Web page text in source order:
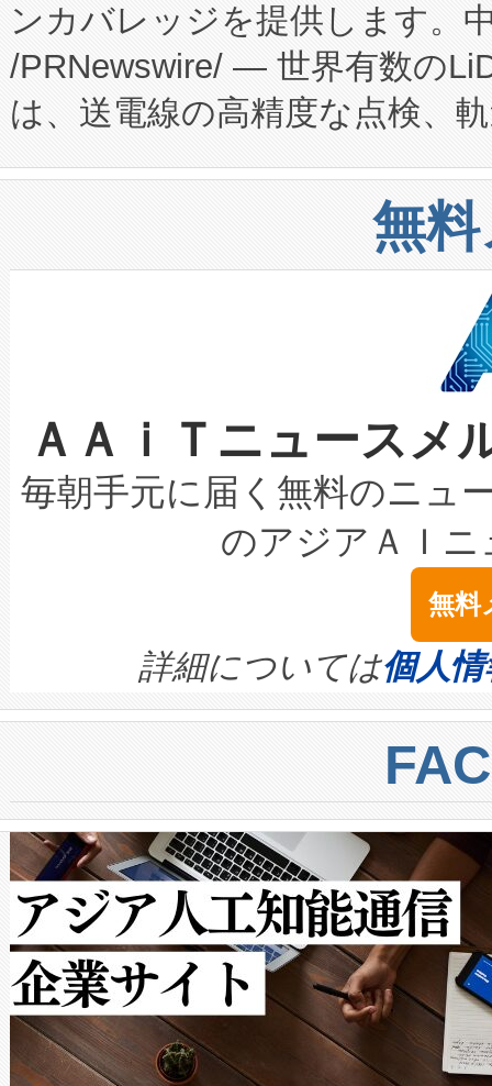
Fully-Connected Continuous
プログラムには、施設設計・
に関する技術移転および知的
構造化トレーニングカリキュ
上げおよび商用化段階におけ
設備整備および立ち上げ調整
加組織は、Enzeneのバイオ
選定された製品について、自
取得できる可能性もあります
設には、3億～4億ドルかか
最高経営責任者（CEO）であ
す。「当社のfully-connected
ームを利用すれば、6,000万
きます。この効率性は、フェ
ーエネルギー貯蔵システム（
た。 Voltaiq独自のAI搭載プラ
定、統合、導入、運用に至る
安全性を追跡し、確保する事
増加しているデータセンター
る電力網に大きな負担をかけ
事業者の負担軽減という課題
系統連系を迅速にし、ピーク
限を超えて利用可能な電力容
持できるよう貢献します。こ
ービスレベル契約（SLA）違
テリー性能の劣化によるダウ
念は、現在データセンターが
ます。 Voltaiq provides a
quality and reliability for AI
BESS stack to ensure battery
centers. Voltaiqは、ai&のAI
からシステム統合、試運転、
クルの各段階のデータを監視
[…]
ンカバレッジを提供します。
/PRNewswire/ — 世界有数の
は、送電線の高精度な点検、
や穀物倉庫におけるバルク材
リューション「Avia 2」を発
したAvia 2は、1,000メート
狭視野のFOVを切り替えるこ
ケーブル、枝などの細かな対
なレーザースポットにより、
な環境下でも豊かなディテー
キロメートル範囲を検出
LiDAR for Inspections,
は1535 nmレーザーを搭載。
イズの小径化を実現すること
す。ノーマルモードでは、
ートル先まで検出でき、これ
トに対して約600メートルに
では、反射率10％のターゲッ
で向上し、最大検知距離は
ットだけで最大1キロメート
ルの変電所周囲を監視でき、
作業と点群処理を簡素化でき
Avia 2は、2種類のFOVオプシ
× 80°のノーマルモード、長
無
ＡＡｉＴニュース
毎朝手元に届く無料のニュ
のアジアＡＩ
無料
詳細については個人